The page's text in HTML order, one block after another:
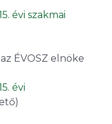
évi szakmai
elnöke
évi